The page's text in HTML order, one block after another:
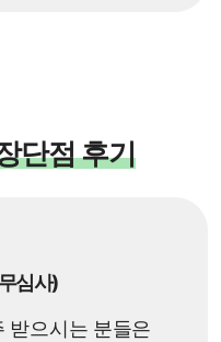
단점 후기
심사)
받으시는 분들은